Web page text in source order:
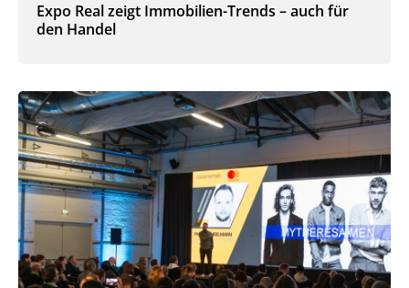
Expo Real zeigt Immobilien-Trends – auch für
den Handel